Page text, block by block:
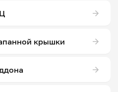
крышки